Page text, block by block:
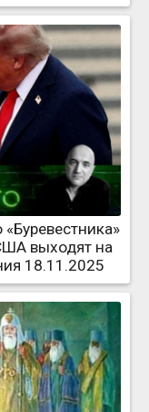
выходят на
18.11.2025